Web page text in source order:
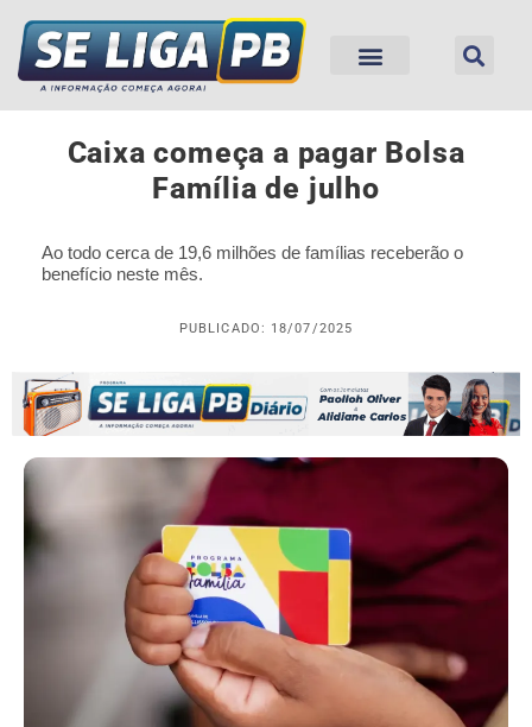
Caixa começa a pagar Bolsa
Família de julho
Ao todo cerca de 19,6 milhões de famílias receberão o
benefício neste mês.
PUBLICADO: 18/07/2025